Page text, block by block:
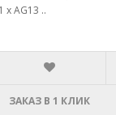
х AG13 ..
ЗАКАЗ В 1 КЛИК